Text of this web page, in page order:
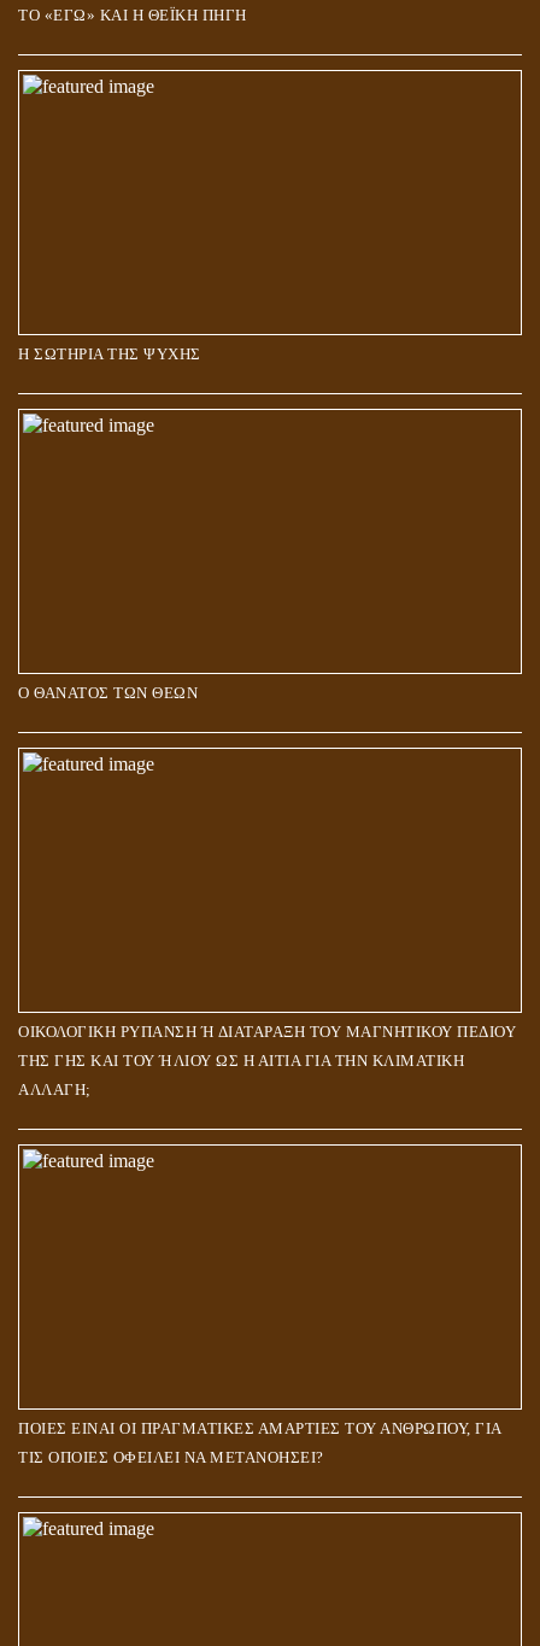
ΤΟ «ΕΓΩ» ΚΑΙ Η ΘΕΪΚΗ ΠΗΓΗ
Η ΣΩΤΗΡΙΑ ΤΗΣ ΨΥΧΗΣ
Ο ΘΑΝΑΤΟΣ ΤΩΝ ΘΕΩΝ
ΟΙΚΟΛΟΓΙΚΗ ΡΥΠΑΝΣΗ Ή ΔΙΑΤΑΡΑΞΗ ΤΟΥ ΜΑΓΝΗΤΙΚΟΥ ΠΕΔΙΟΥ
ΤΗΣ ΓΗΣ ΚΑΙ ΤΟΥ ΉΛΙΟΥ ΩΣ Η ΑΙΤΙΑ ΓΙΑ ΤΗΝ ΚΛΙΜΑΤΙΚΗ
ΑΛΛΑΓΗ;
ΠΟΙΕΣ ΕΙΝΑΙ ΟΙ ΠΡΑΓΜΑΤΙΚΕΣ ΑΜΑΡΤΙΕΣ ΤΟΥ ΑΝΘΡΩΠΟΥ, ΓΙΑ
ΤΙΣ ΟΠΟΙΕΣ ΟΦΕΙΛΕΙ ΝΑ ΜΕΤΑΝΟΗΣΕΙ?